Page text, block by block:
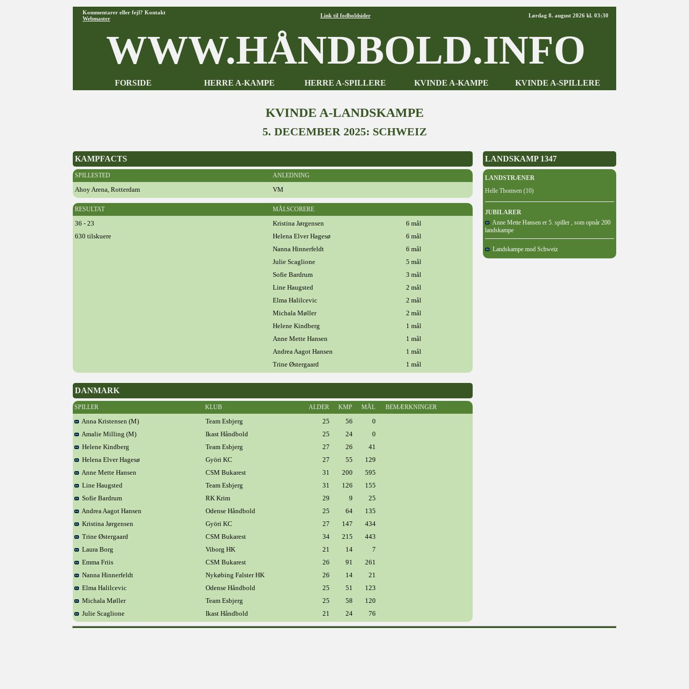
Kommentarer eller fejl? Kontakt
Webmaster
Link til fodboldsider Lørdag 8. august 2026 kl. 03:30
WWW.HÅNDBOLD.INFO
FORSIDE HERRE A-KAMPE HERRE A-SPILLERE KVINDE A-KAMPE KVINDE A-SPILLERE
KVINDE A-LANDSKAMPE
5. DECEMBER 2025: SCHWEIZ
KAMPFACTS
SPILLESTED ANLEDNING
Ahoy Arena, Rotterdam VM
RESULTAT MÅLSCORERE
36 - 23 Kristina Jørgensen
6 mål
630 tilskuere
Helena Elver Hagesø
6 mål
Nanna Hinnerfeldt
6 mål
Julie Scaglione
5 mål
Sofie Bardrum
3 mål
Line Haugsted
2 mål
Elma Halilcevic
2 mål
Michala Møller
2 mål
Helene Kindberg
1 mål
Anne Mette Hansen
1 mål
Andrea Aagot Hansen
1 mål
Trine Østergaard
1 mål
DANMARK
SPILLER KLUB ALDER KMP MÅL BEMÆRKNINGER
Anna Kristensen (M) Team Esbjerg 25 56
0
Amalie Milling (M)
Ikast Håndbold 25 24
0
Helene Kindberg
Team Esbjerg 27 26
41
Helena Elver Hagesø
Györi KC 27 55
129
Anne Mette Hansen
CSM Bukarest 31 200
595
Line Haugsted
Team Esbjerg 31 126
155
Sofie Bardrum
RK Krim 29 9
25
Andrea Aagot Hansen
Odense Håndbold 25 64
135
Kristina Jørgensen
Györi KC 27 147
434
Trine Østergaard
CSM Bukarest 34 215
443
Laura Borg
Viborg HK 21 14
7
Emma Friis
CSM Bukarest 26 91
261
Nanna Hinnerfeldt
Nykøbing Falster HK 26 14
21
Elma Halilcevic
Odense Håndbold 25 51
123
Michala Møller
Team Esbjerg 25 58
120
Julie Scaglione
Ikast Håndbold 21 24 76
LANDSKAMP 1347
LANDSTRÆNER
Helle Thomsen (10)
JUBILARER
Anne Mette Hansen er 5. spiller , som opnår 200
landskampe
Landskampe mod Schweiz